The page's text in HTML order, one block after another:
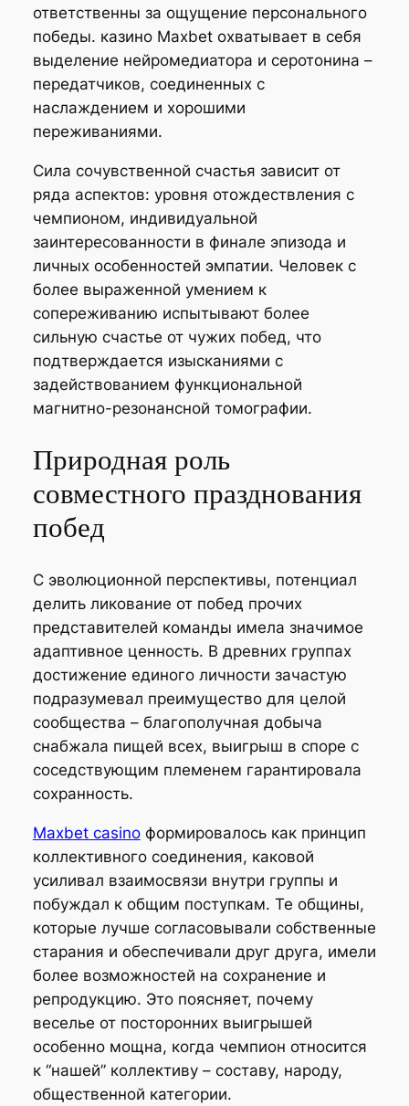
ответственны за ощущение персонального
победы. казино Maxbet охватывает в себя
выделение нейромедиатора и серотонина –
передатчиков, соединенных с
наслаждением и хорошими
переживаниями.
Сила сочувственной счастья зависит от
ряда аспектов: уровня отождествления с
чемпионом, индивидуальной
заинтересованности в финале эпизода и
личных особенностей эмпатии. Человек с
более выраженной умением к
сопереживанию испытывают более
сильную счастье от чужих побед, что
подтверждается изысканиями с
задействованием функциональной
магнитно-резонансной томографии.
Природная роль
совместного празднования
побед
С эволюционной перспективы, потенциал
делить ликование от побед прочих
представителей команды имела значимое
адаптивное ценность. В древних группах
достижение единого личности зачастую
подразумевал преимущество для целой
сообщества – благополучная добыча
снабжала пищей всех, выигрыш в споре с
соседствующим племенем гарантировала
сохранность.
Maxbet casinoформировалось как принцип
коллективного соединения, каковой
усиливал взаимосвязи внутри группы и
побуждал к общим поступкам. Те общины,
которые лучше согласовывали собственные
старания и обеспечивали друг друга, имели
более возможностей на сохранение и
репродукцию. Это поясняет, почему
веселье от посторонних выигрышей
особенно мощна, когда чемпион относится
к “нашей” коллективу – составу, народу,
общественной категории.